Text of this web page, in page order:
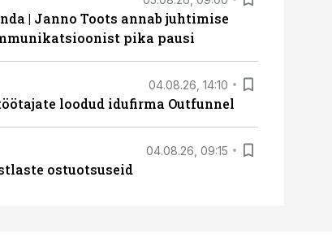
| Janno Toots annab juhtimise
pika pausi
04.08.26, 14:10
loodud idufirma Outfunnel
04.08.26, 09:15
ostuotsuseid